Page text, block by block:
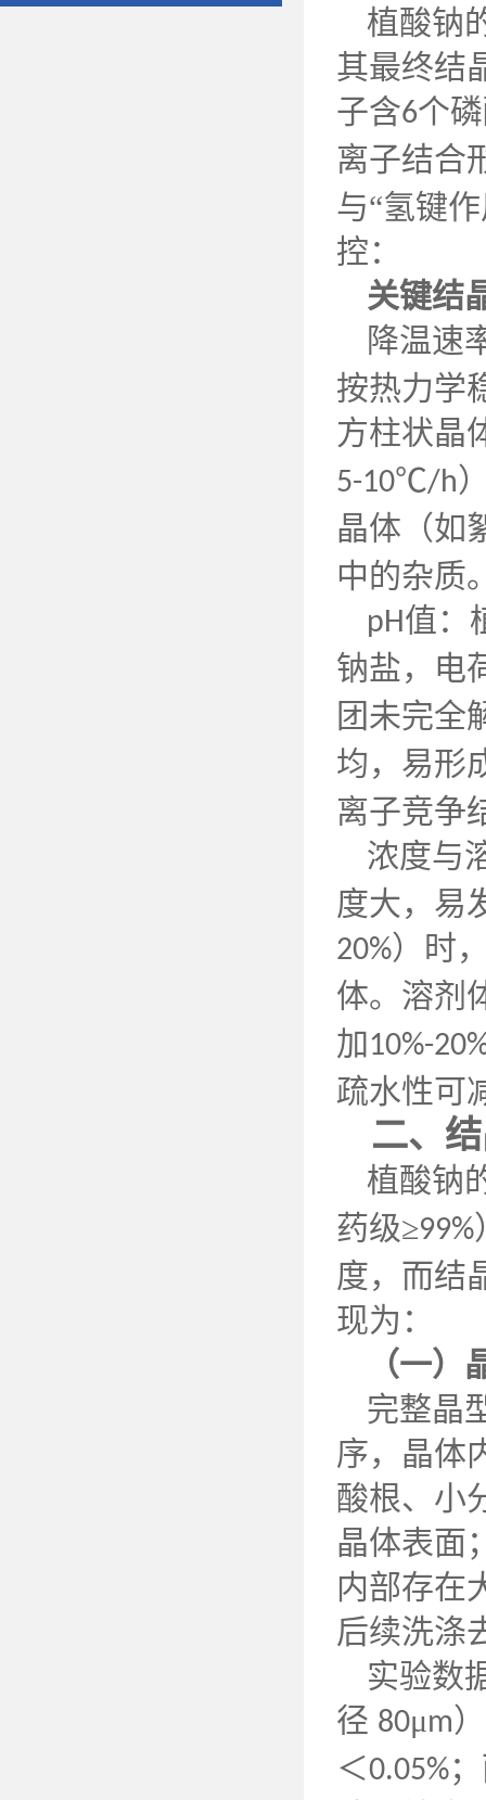
植酸钠
其最终结
子含6个
离子结合
与“氢键
控：
关键结
降温速
按热力学
方柱状晶
5-10℃/h
晶体（如
中的杂质
pH值：
钠盐，电
团未完全
均，易形
离子竞争
浓度与
度大，易
20%）时
体。溶剂
加10%-
疏水性可
二、
植酸钠
药级≥99%
度，而结
现为：
（一
完整晶
序，晶体
酸根、小
晶体表面
内部存在
后续洗涤
实验数
径 80μm
＜0.05%